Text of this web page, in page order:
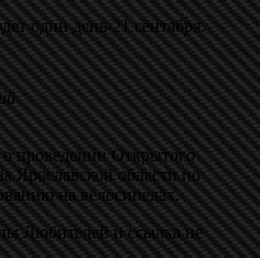
один день-21 сентября.
проведении Открытого
Ярославской области по
на велосипедах.
Любителей и ссылка не